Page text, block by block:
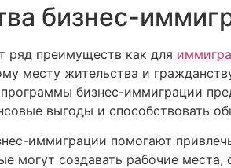
бизнес-
ряд преимуществ как для
месту жительства и
бизнес-иммиграции
выгоды и способствовать
иммиграции помогают
могут создавать рабочие